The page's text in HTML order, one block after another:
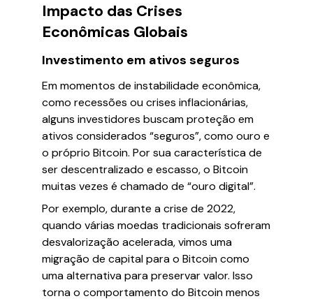
Impacto das Crises
Econômicas Globais
Investimento em ativos seguros
Em momentos de instabilidade econômica,
como recessões ou crises inflacionárias,
alguns investidores buscam proteção em
ativos considerados “seguros”, como ouro e
o próprio Bitcoin. Por sua característica de
ser descentralizado e escasso, o Bitcoin
muitas vezes é chamado de “ouro digital”.
Por exemplo, durante a crise de 2022,
quando várias moedas tradicionais sofreram
desvalorização acelerada, vimos uma
migração de capital para o Bitcoin como
uma alternativa para preservar valor. Isso
torna o comportamento do Bitcoin menos